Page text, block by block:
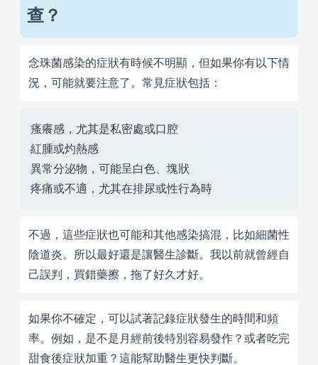
查？
念珠菌感染的症狀有時候不明顯，但如果你有以下情
況，可能就要注意了。常見症狀包括：
瘙癢感，尤其是私密處或口腔
紅腫或灼熱感
異常分泌物，可能呈白色、塊狀
疼痛或不適，尤其在排尿或性行為時
不過，這些症狀也可能和其他感染搞混，比如細菌性
陰道炎。所以最好還是讓醫生診斷。我以前就曾經自
己誤判，買錯藥擦，拖了好久才好。
如果你不確定，可以試著記錄症狀發生的時間和頻
率。例如，是不是月經前後特別容易發作？或者吃完
甜食後症狀加重？這能幫助醫生更快判斷。